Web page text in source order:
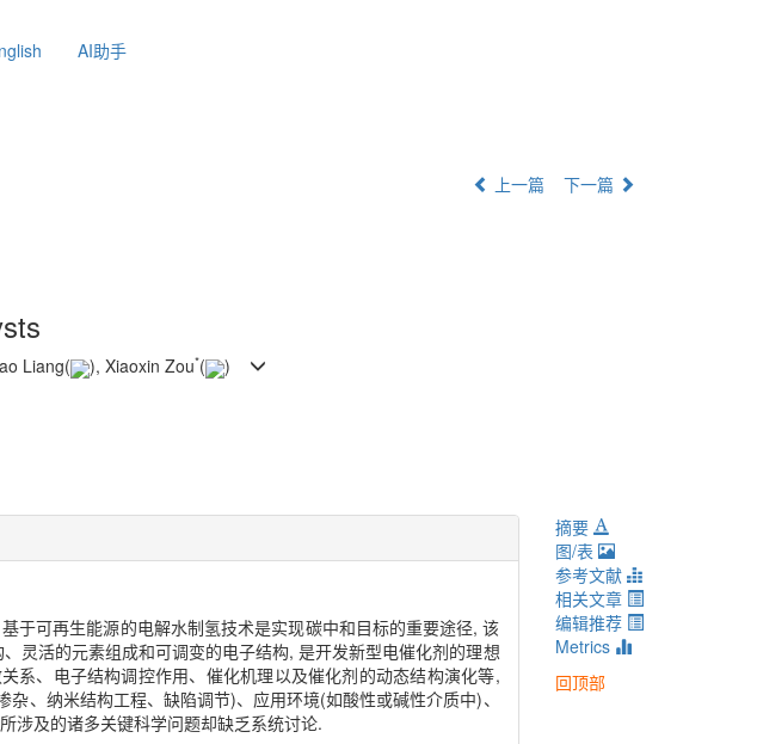
AI助手
上一篇 下一篇
Liang( ), Xiaoxin Zou*( )
于可再生能源的电解水制氢技术是实现碳中和目标的重要途径, 该
灵活的元素组成和可调变的电子结构, 是开发新型电催化剂的理想
系、电子结构调控作用、催化机理以及催化剂的动态结构演化等,
、纳米结构工程、缺陷调节)、应用环境(如酸性或碱性介质中)、
涉及的诸多关键科学问题却缺乏系统讨论.
摘要
图/表
参考文献
相关文章
编辑推荐
Metrics
回顶部